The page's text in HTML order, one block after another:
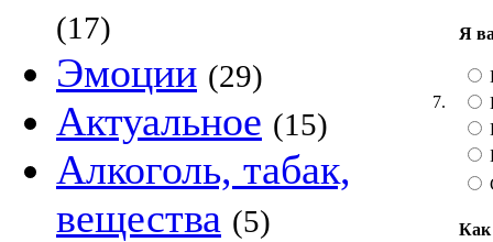
(17)
Эмоции (29)
Актуальное (15)
Алкоголь, табак,
вещества (5)
7.
Я
Как